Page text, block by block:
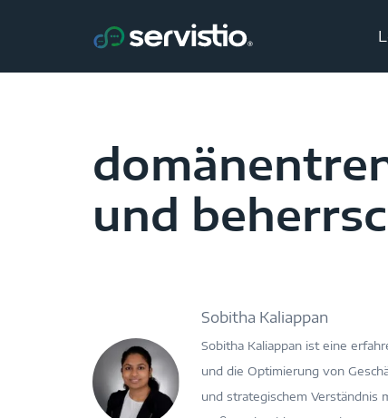
und
Sobitha Kaliappan
Sobitha Kaliappan ist eine
und die Optimierung von
und strategischem Verständnis